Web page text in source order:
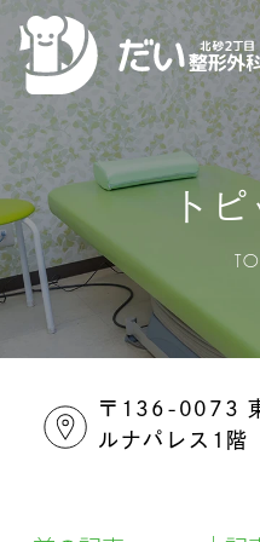
ト
〒136-0073
ルナパレス1階